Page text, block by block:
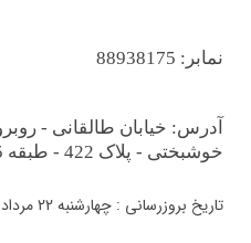
نمابر : 88938175
آدرس: خیابان طالقانی -
خوشبختی - پلاک 422 - طبقه 5 - کد پستی 1591814411
تاریخ بروزرسانی : چهارشنبه 22 مرداد 1404